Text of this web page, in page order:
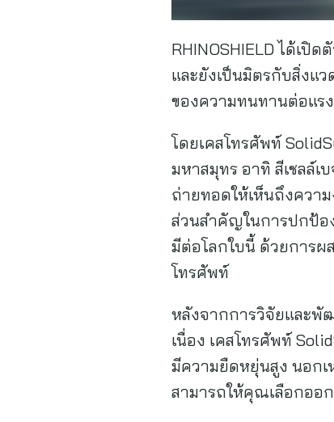
RHINOSHIELD ได้เปิ
และยังเป็นมิตรกับสิ่งแว
ของความทนทานต่อแร
โดยเคสโทรศัพท์
มหาสมุทร อาทิ สีเชลล์เ
ถ่ายทอดให้เห็นถึงควา
ส่วนสำคัญในการปกป้อ
มีต่อโลกใบนี้ ด้วยการผ
โทรศัพท์
หลังจากการวิจัยและพั
เนื่อง เคสโทรศัพท์
มีความยืดหยุ่นสูง นอก
สามารถให้คุณเลือกออ